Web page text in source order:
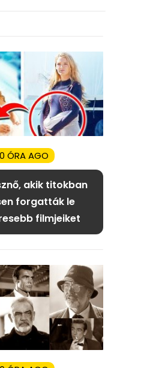
ÓRA AGO
akik titokban
forgatták le
filmjeiket